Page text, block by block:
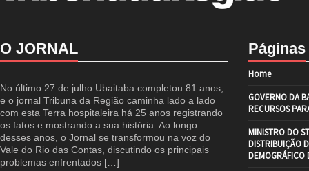
O JORNAL
No último 27 de julho Ubaitaba completou 81 anos,
e o jornal Tribuna da Região caminha lado a lado
com esta Terra hospitaleira há 25 anos registrando
os fatos e mostrando a sua história. Ao longo
desses anos, o Jornal se transformou na voz do
Vale do Rio das Contas, discutindo os principais
problemas enfrentados […]
Páginas
Home
GOVERNO DA
RECURSOS
MINISTRO DO
DISTRIBUIÇÃO
DEMOGRÁFICO